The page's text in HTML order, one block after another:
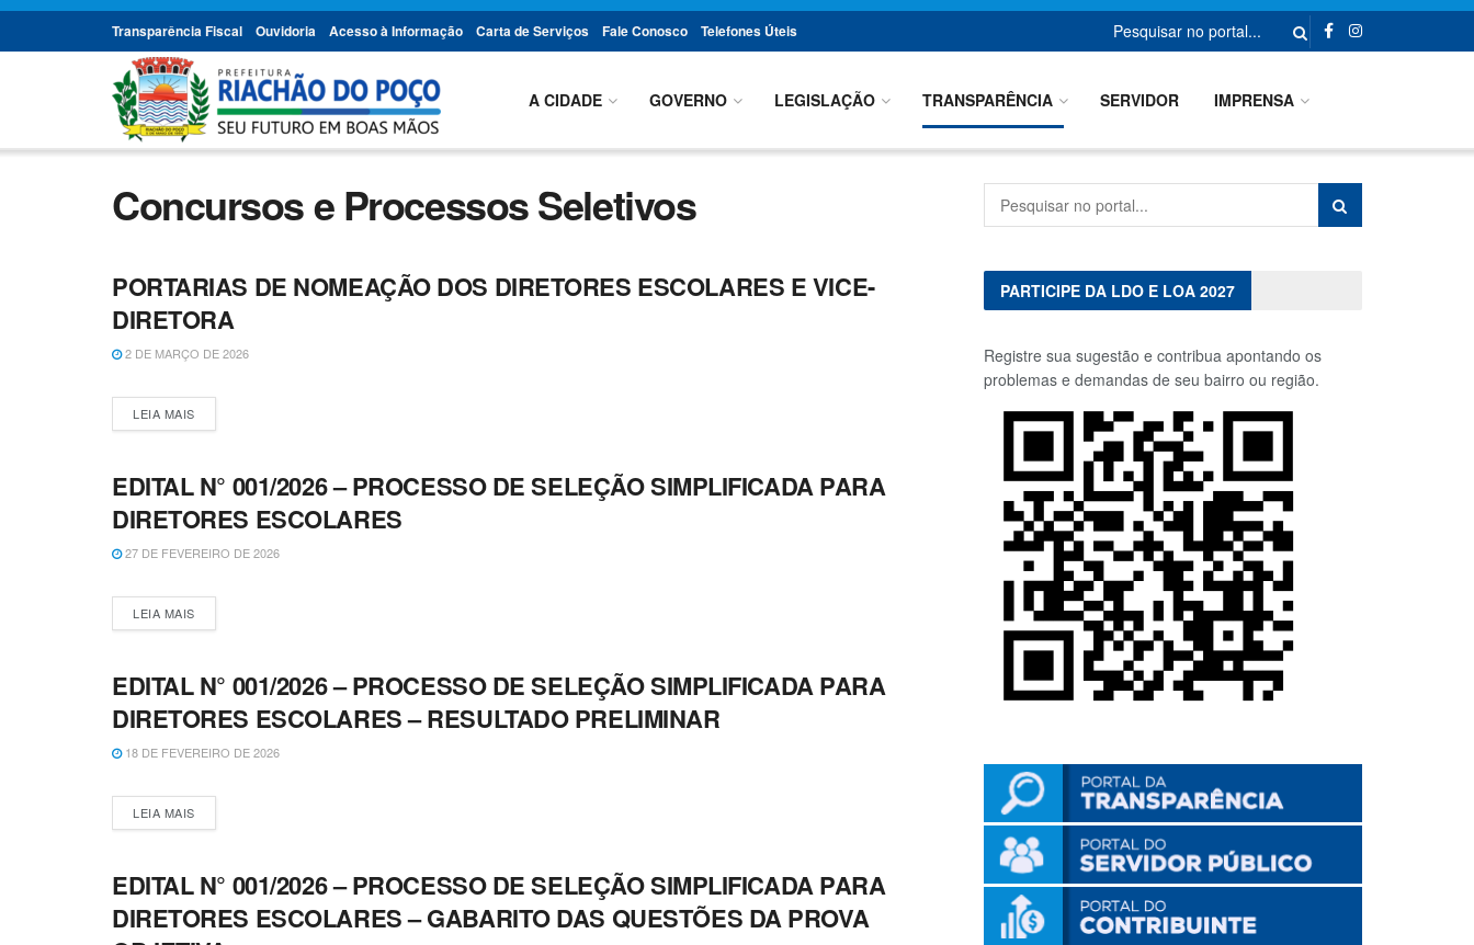
Transparência Fiscal Ouvidoria Acesso à Informação Carta de Serviços Fale Conosco Telefones Úteis
A CIDADE GOVERNO LEGISLAÇÃO TRANSPARÊNCIA SERVIDOR IMPRENSA
Concursos e Processos Seletivos
CONCURSOS E PROCESSOS SELETIVOS
PORTARIAS DE NOMEAÇÃO DOS DIRETORES ESCOLARES E VICE-
DIRETORA
2 DE MARÇO DE 2026
LEIA MAIS
CONCURSOS E PROCESSOS SELETIVOS
EDITAL N° 001/2026 – PROCESSO DE SELEÇÃO SIMPLIFICADA PARA
DIRETORES ESCOLARES
27 DE FEVEREIRO DE 2026
LEIA MAIS
CONCURSOS E PROCESSOS SELETIVOS
EDITAL N° 001/2026 – PROCESSO DE SELEÇÃO SIMPLIFICADA PARA
DIRETORES ESCOLARES – RESULTADO PRELIMINAR
18 DE FEVEREIRO DE 2026
LEIA MAIS
CONCURSOS E PROCESSOS SELETIVOS
EDITAL N° 001/2026 – PROCESSO DE SELEÇÃO SIMPLIFICADA PARA
DIRETORES ESCOLARES – GABARITO DAS QUESTÕES DA PROVA
PARTICIPE DA LDO E LOA 2027
Registre sua sugestão e contribua apontando os
problemas e demandas de seu bairro ou região.